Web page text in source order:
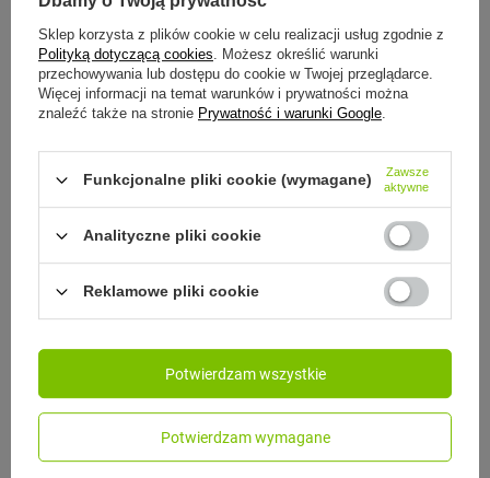
Contigo Byron - Kubek termiczny -
64,90 zł / szt.
przed wprowadzeniem obniżki:
69,00 zł-5%
79,99 zł
Zobacz inne produkty tego
Sklep korzysta z plików cookie w celu realizacji usług zgodnie z
Polityką dotyczącą cookies. Możesz określić warunki
przechowywania lub dostępu do cookie w Twojej przeglądarce.
Więcej informacji na temat warunków i prywatności można
znaleźć także na stronie Prywatność i warunki Google.
Funkcjonalne pliki cookie (wymagane)
Zawsze
aktywne
Analityczne pliki cookie
Reklamowe pliki cookie
Potwierdzam wymagane
Potwierdzam wszystkie